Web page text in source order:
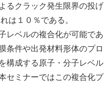
るクラック発生限界の投げ
は１０％である。
レベルの複合化が可能であ
条件や出発材料形体のプロ
構成する原子・分子レベル
セミナーではこの複合化プ